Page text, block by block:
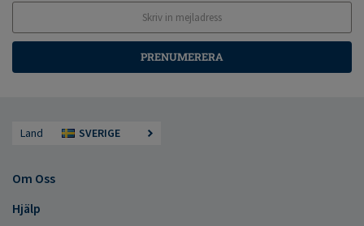
PRENUMERERA
Land SVERIGE
Om Oss
Hjälp